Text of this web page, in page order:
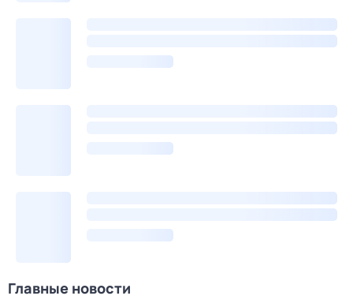
Главные новости